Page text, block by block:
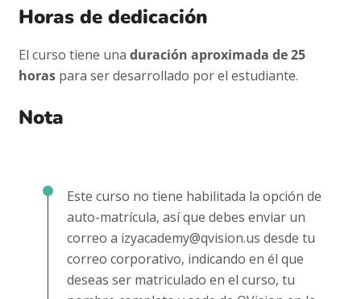
Horas de dedicación
El curso tiene una duración aproximada de 25
horas para ser desarrollado por el estudiante.
Nota
Este curso no tiene habilitada la opción de
auto-matrícula, así que debes enviar un
correo a izyacademy@qvision.us desde tu
correo corporativo, indicando en él que
deseas ser matriculado en el curso, tu